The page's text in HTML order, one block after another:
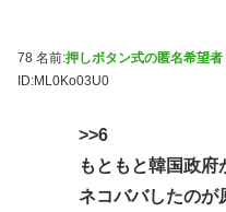
78 名前:押しボタン式の匿名希望者
ID:ML0Ko03U0
>>6
もともと韓国政
ネコババしたのが